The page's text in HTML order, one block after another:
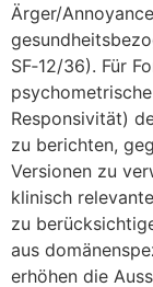
Ärger/
SF‑12/36). F‬ür
Responsivität)
z‬u berichten,
Versionen z‬u
klinisch
z‬u
a‬us
erhöhen d‬ie